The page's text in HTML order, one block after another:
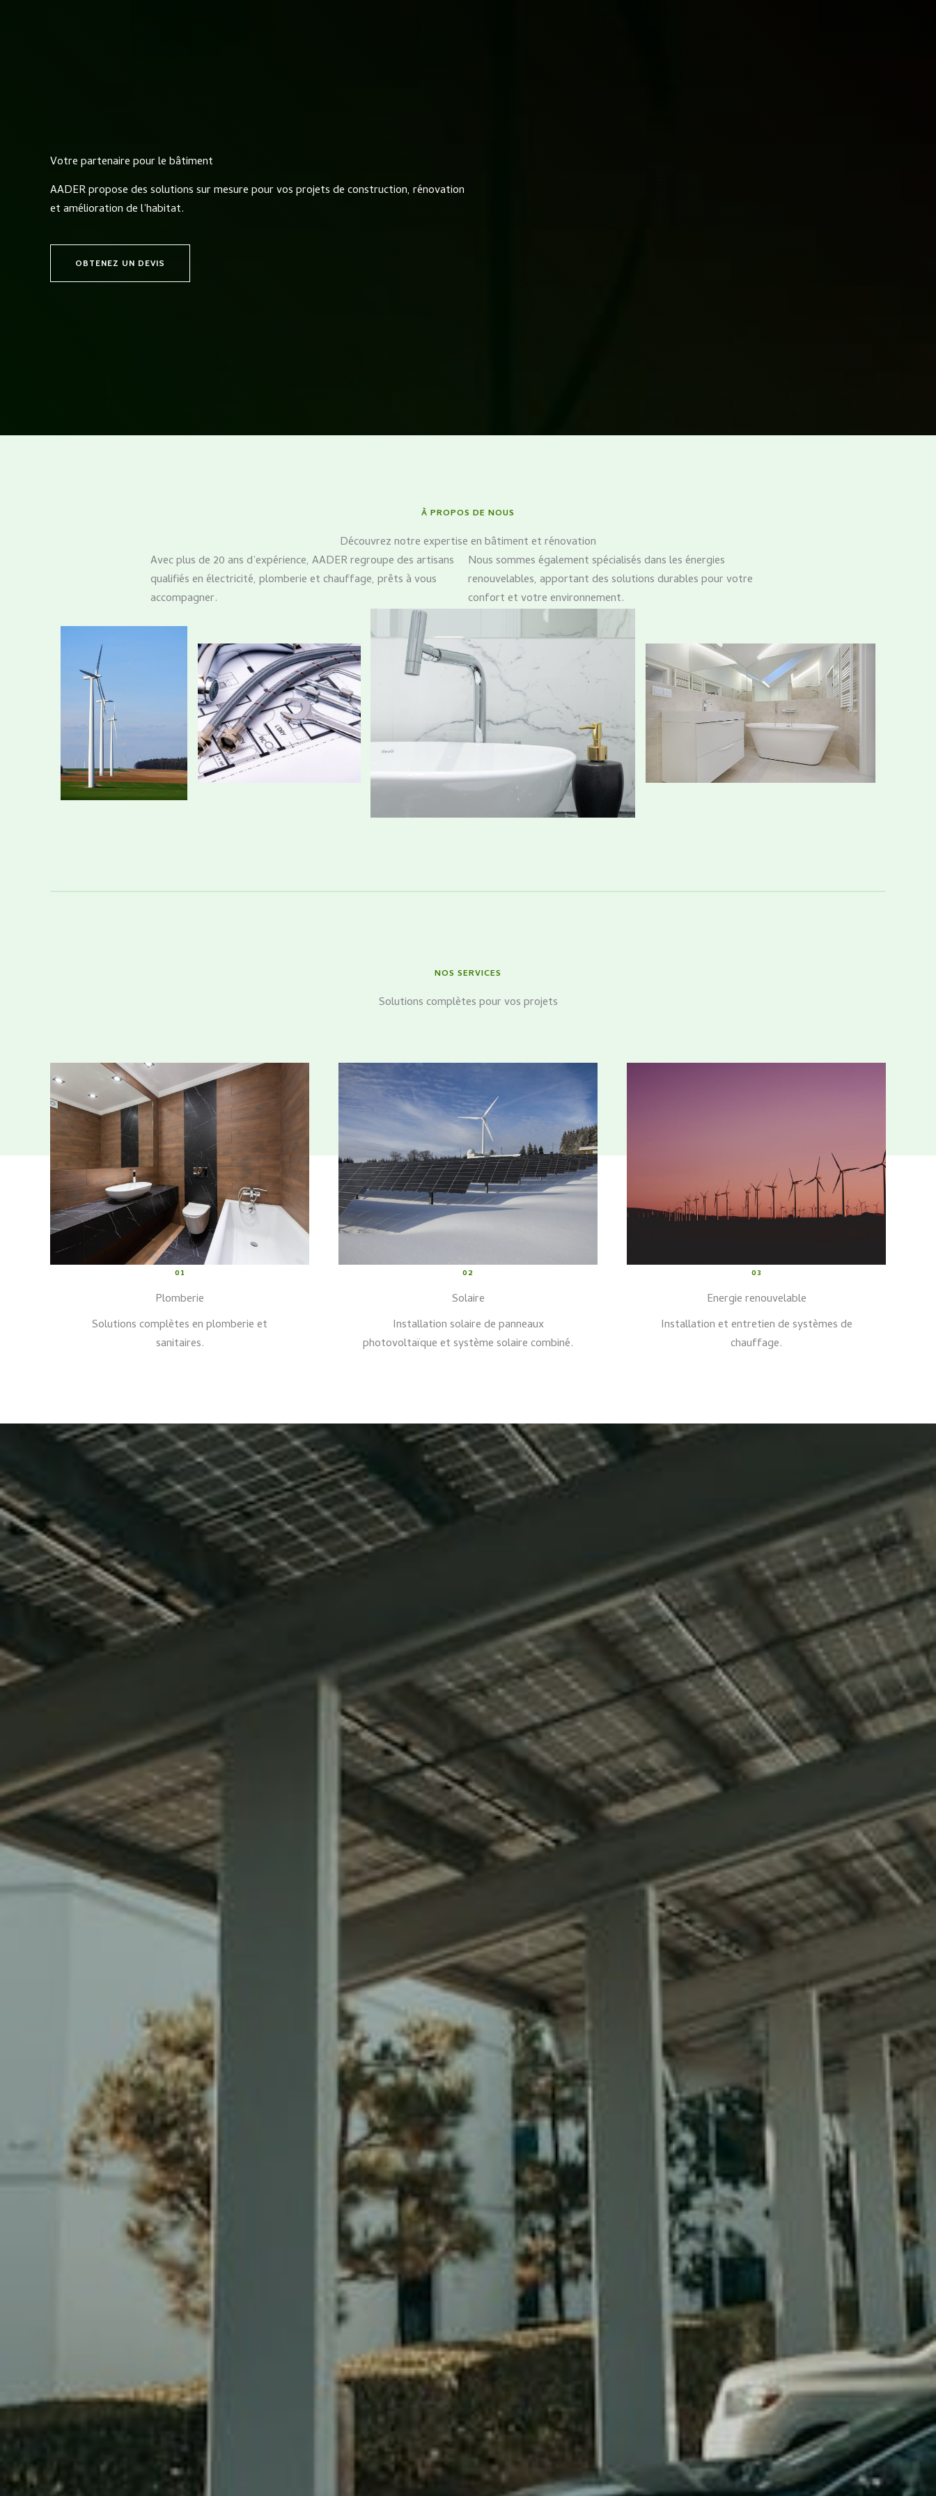
Votre partenaire pour le bâtiment
AADER propose des solutions sur mesure pour vos projets de construction, rénovation
et amélioration de l’habitat.
OBTENEZ UN DEVIS
À PROPOS DE NOUS
Découvrez notre expertise en bâtiment et rénovation
Avec plus de 20 ans d’expérience, AADER regroupe des artisans
qualifiés en électricité, plomberie et chauffage, prêts à vous
accompagner.
Nous sommes également spécialisés dans les énergies
renouvelables, apportant des solutions durables pour votre
confort et votre environnement.
NOS SERVICES
Solutions complètes pour vos projets
01
Plomberie
Solutions complètes en plomberie et
sanitaires.
02
Solaire
Installation solaire de panneaux
photovoltaïque et système solaire combiné.
03
Energie renouvelable
Installation et entretien de systèmes de
chauffage.